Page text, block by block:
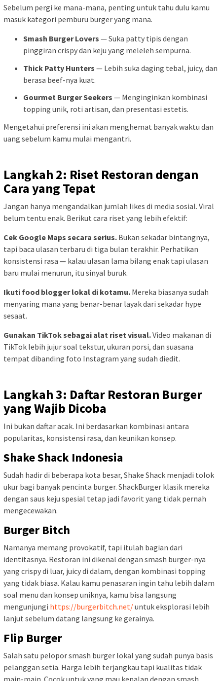
Sebelum pergi ke mana-mana, penting untuk tahu dulu kamu
masuk kategori pemburu burger yang mana.
Smash Burger Lovers — Suka patty tipis dengan
pinggiran crispy dan keju yang meleleh sempurna.
Thick Patty Hunters — Lebih suka daging tebal, juicy, dan
berasa beef-nya kuat.
Gourmet Burger Seekers — Menginginkan kombinasi
topping unik, roti artisan, dan presentasi estetis.
Mengetahui preferensi ini akan menghemat banyak waktu dan
uang sebelum kamu mulai mengantri.
Langkah 2: Riset Restoran dengan
Cara yang Tepat
Jangan hanya mengandalkan jumlah likes di media sosial. Viral
belum tentu enak. Berikut cara riset yang lebih efektif:
Cek Google Maps secara serius. Bukan sekadar bintangnya,
tapi baca ulasan terbaru di tiga bulan terakhir. Perhatikan
konsistensi rasa — kalau ulasan lama bilang enak tapi ulasan
baru mulai menurun, itu sinyal buruk.
Ikuti food blogger lokal di kotamu. Mereka biasanya sudah
menyaring mana yang benar-benar layak dari sekadar hype
sesaat.
Gunakan TikTok sebagai alat riset visual.Video makanan di
TikTok lebih jujur soal tekstur, ukuran porsi, dan suasana
tempat dibanding foto Instagram yang sudah diedit.
Langkah 3: Daftar Restoran Burger
yang Wajib Dicoba
Ini bukan daftar acak. Ini berdasarkan kombinasi antara
popularitas, konsistensi rasa, dan keunikan konsep.
Shake Shack Indonesia
Sudah hadir di beberapa kota besar, Shake Shack menjadi tolok
ukur bagi banyak pencinta burger. ShackBurger klasik mereka
dengan saus keju spesial tetap jadi favorit yang tidak pernah
mengecewakan.
Burger Bitch
Namanya memang provokatif, tapi itulah bagian dari
identitasnya. Restoran ini dikenal dengan smash burger-nya
yang crispy di luar, juicy di dalam, dengan kombinasi topping
yang tidak biasa. Kalau kamu penasaran ingin tahu lebih dalam
soal menu dan konsep uniknya, kamu bisa langsung
mengunjungi https://burgerbitch.net/untuk eksplorasi lebih
lanjut sebelum datang langsung ke gerainya.
Flip Burger
Salah satu pelopor smash burger lokal yang sudah punya basis
pelanggan setia. Harga lebih terjangkau tapi kualitas tidak
main-main. Cocok untuk yang mau kenalan dengan smash